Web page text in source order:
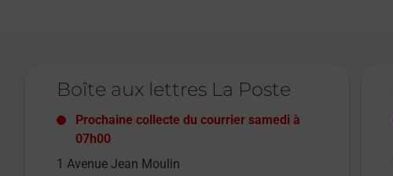
Boîte aux lettres La Poste
Prochaine collecte du courrier samedi à
07h00
1 Avenue Jean Moulin